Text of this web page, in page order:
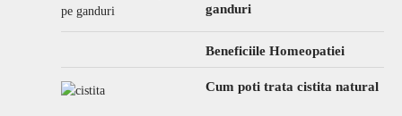
ganduri
Beneficiile Homeopatiei
Cum poti trata cistita natural